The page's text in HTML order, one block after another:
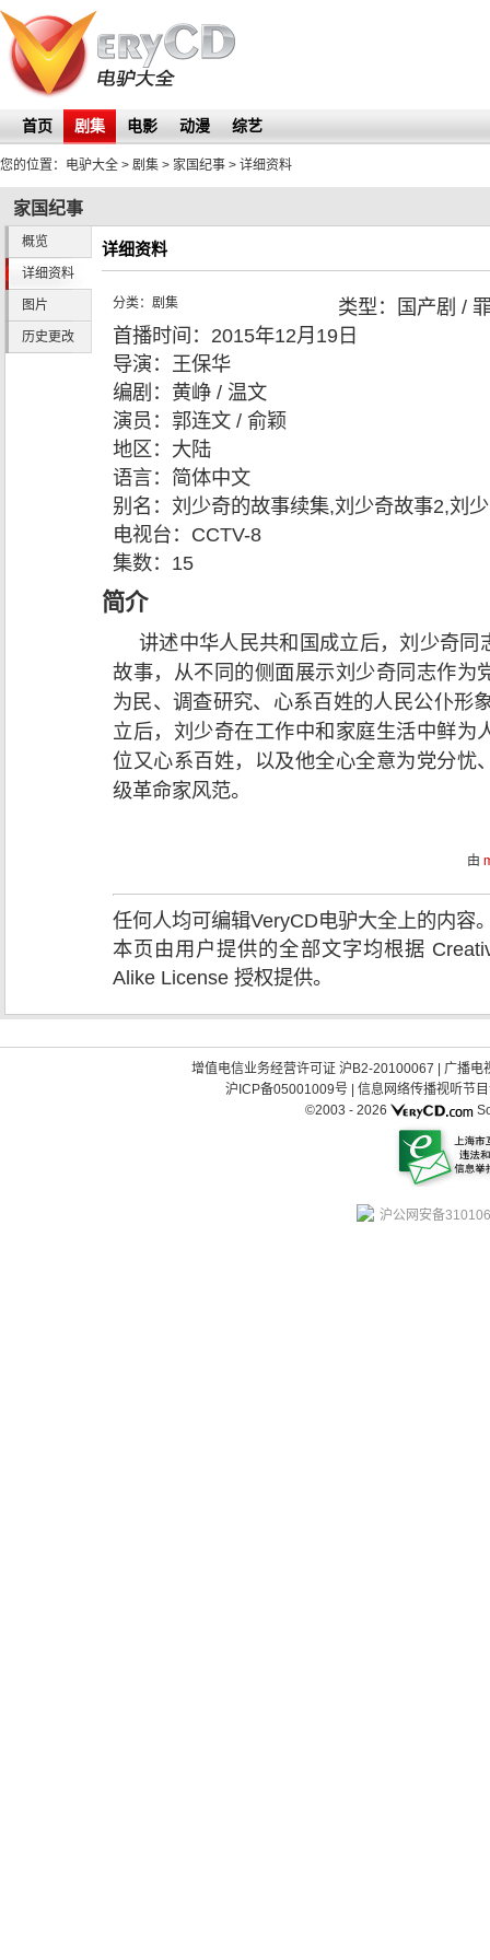
首页 剧集 电影 动漫 综艺
您的位置： 电驴大全 > 剧集 > 家国纪事 > 详细资料
家国纪事
概览
详细资料
图片
历史更改
详细资料
分类： 剧集 类型：
国产剧 /
首播时间： 2015年12月19日
导演： 王保华
编剧： 黄峥 / 温文
演员： 郭连文 / 俞颖
地区： 大陆
语言： 简体中文
别名： 刘少奇的故事续集,刘少奇故事2,刘
电视台： CCTV-8
集数： 15
简介
讲述中华人民共和国成立后，刘少奇
故事，从不同的侧面展示刘少奇同志作为
为民、调查研究、心系百姓的人民公仆形
立后，刘少奇在工作中和家庭生活中鲜为
位又心系百姓，以及他全心全意为党分忧
级革命家风范。
由
任何人均可编辑VeryCD电驴大全上的内容
本页由用户提供的全部文字均根据
Alike License 授权提供。
增值电信业务经营许可证 沪B2-20100067
广播电
沪ICP备05001009号| 信息网络传播视听节
©2003 - 2026
沪公网安备